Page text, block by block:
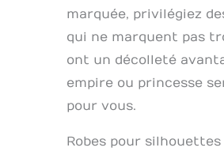
marquée, privilégiez
qui ne marquent pas
ont un décolleté
empire ou princesse
pour vous.
Robes pour silhouettes